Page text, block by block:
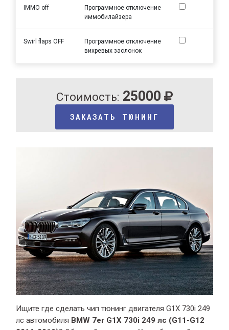
IMMO off
Программное отключение
иммобилайзера
Swirl flaps OFF
Программное отключение
вихревых заслонок
Стоимость: 25000
ЗАКАЗАТЬ ТЮНИНГ
Ищите где сделать чип тюнинг двигателя G1X 730i 249
лс автомобиля BMW 7er G1X 730i 249 лс (G11-G12